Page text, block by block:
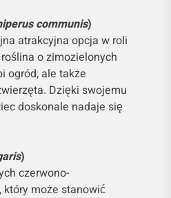
communis)
atrakcyjna opcja w roli
o zimozielonych
ogród, ale także
Dzięki swojemu
doskonale nadaje się
)
czerwono-
może stanowić